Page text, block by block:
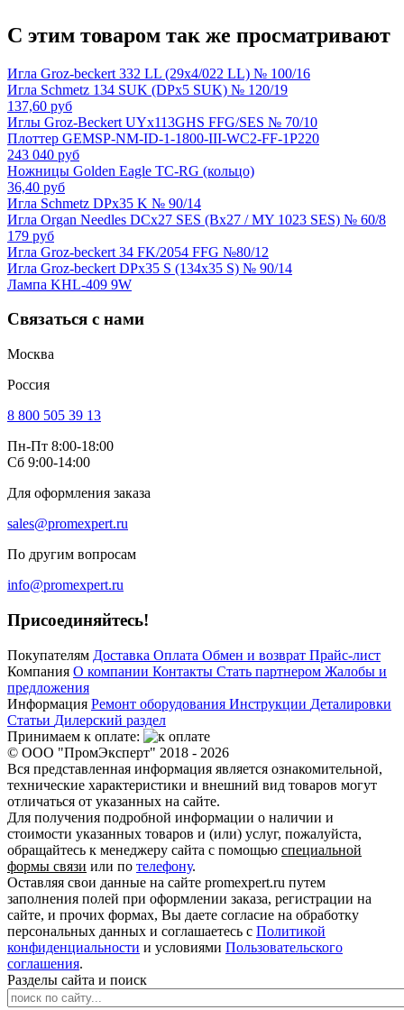
С этим товаром так же просматривают
Игла Groz-beckert 332 LL (29x4/022 LL) № 100/16
Игла Schmetz 134 SUK (DPx5 SUK) № 120/19
137,60 руб
Иглы Groz-Beckert UYx113GHS FFG/SES № 70/10
Плоттер GEMSP-NM-ID-1-1800-III-WC2-FF-1P220
243 040 руб
Ножницы Golden Eagle TC-RG (кольцо)
36,40 руб
Игла Schmetz DPx35 K № 90/14
Игла Organ Needles DCx27 SES (Bx27 / MY 1023 SES) № 60/8
179 руб
Игла Groz-beckert 34 FK/2054 FFG №80/12
Игла Groz-beckert DPx35 S (134x35 S) № 90/14
Лампа KHL-409 9W
Связаться с нами
Москва
Россия
8 800 505 39 13
Пн-Пт 8:00-18:00
Сб 9:00-14:00
Для оформления заказа
sales@promexpert.ru
По другим вопросам
info@promexpert.ru
Присоединяйтесь!
Покупателям Доставка Оплата Обмен и возврат Прайс-лист
Компания О компании Контакты Стать партнером Жалобы и
предложения
Информация Ремонт оборудования Инструкции Деталировки
Статьи Дилерский раздел
Принимаем к оплате:
© ООО "ПромЭксперт" 2018 - 2026
Вся представленная информация является ознакомительной,
технические характеристики и внешний вид товаров могут
отличаться от указанных на сайте.
Для получения подробной информации о наличии и
стоимости указанных товаров и (или) услуг, пожалуйста,
обращайтесь к менеджеру сайта с помощью специальной
формы связи или по телефону.
Оставляя свои данные на сайте promexpert.ru путем
заполнения полей при оформлении заказа, регистрации на
сайте, и прочих формах, Вы даете согласие на обработку
персональных данных и соглашаетесь с Политикой
конфиденциальности и условиями Пользовательского
соглашения.
Разделы сайта и поиск